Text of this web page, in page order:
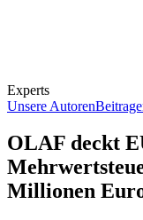
Experts
Unsere Autoren
OLAF deckt
Millionen